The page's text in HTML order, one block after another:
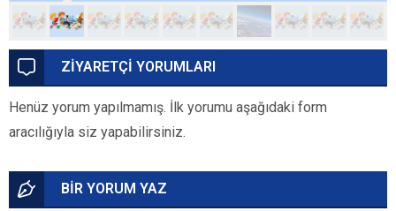
ZİYARETÇİ YORUMLARI
Henüz yorum yapılmamış. İlk yorumu aşağıdaki form
aracılığıyla siz yapabilirsiniz.
BİR YORUM YAZ